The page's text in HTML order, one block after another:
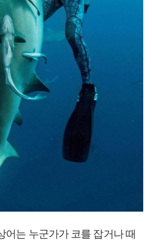
어는 누군가가 코를 잡거나 때